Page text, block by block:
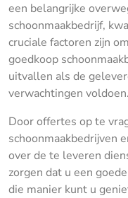
een belangrijke
schoonmaakbedrijf,
cruciale factoren zijn
goedkoop
uitvallen als de
verwachtingen voldoen.
Door offertes op te
schoonmaakbedrijven
over de te leveren
zorgen dat u een
die manier kunt u